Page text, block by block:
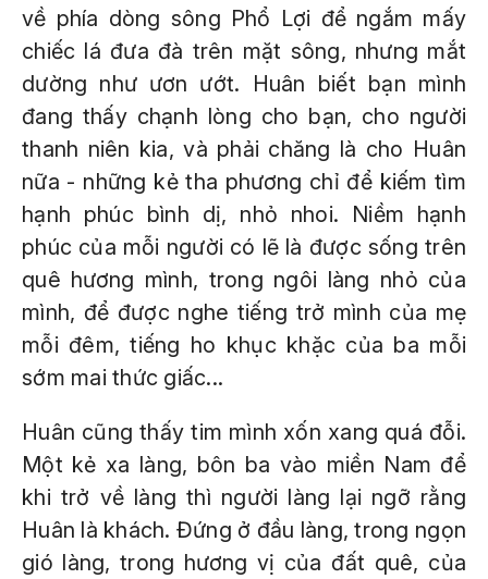
về phía dòng sông Phổ Lợi để ngắm mấy
chiếc lá đưa đà trên mặt sông, nhưng mắt
dường như ươn ướt. Huân biết bạn mình
đang thấy chạnh lòng cho bạn, cho người
thanh niên kia, và phải chăng là cho Huân
nữa - những kẻ tha phương chỉ để kiếm tìm
hạnh phúc bình dị, nhỏ nhoi. Niềm hạnh
phúc của mỗi người có lẽ là được sống trên
quê hương mình, trong ngôi làng nhỏ của
mình, để được nghe tiếng trở mình của mẹ
mỗi đêm, tiếng ho khục khặc của ba mỗi
sớm mai thức giấc...
Huân cũng thấy tim mình xốn xang quá đỗi.
Một kẻ xa làng, bôn ba vào miền Nam để
khi trở về làng thì người làng lại ngỡ rằng
Huân là khách. Đứng ở đầu làng, trong ngọn
gió làng, trong hương vị của đất quê, của